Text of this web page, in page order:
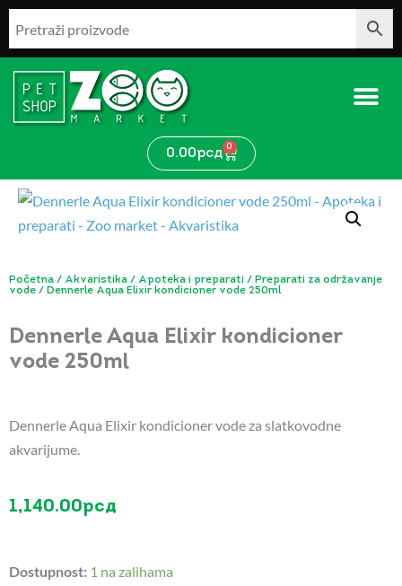
Pređi
sadržaj
0.00рсд 0
Cart
Početna / Akvaristika / Apoteka i preparati / Preparati za održavanje
vode / Dennerle Aqua Elixir kondicioner vode 250ml
Dennerle Aqua Elixir kondicioner
vode 250ml
Dennerle Aqua Elixir kondicioner vode za slatkovodne
akvarijume.
1,140.00рсд
Dostupnost: 1 na zalihama
Aqua